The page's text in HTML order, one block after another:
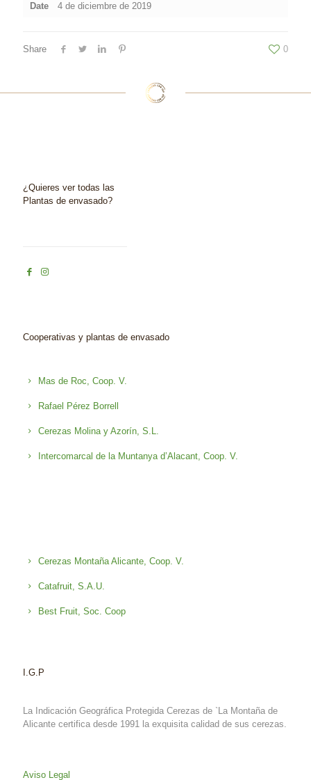
Date 4 de diciembre de 2019
Share 0
¿Quieres ver todas las
Plantas de envasado?
Cooperativas y plantas de envasado
Mas de Roc, Coop. V.
Rafael Pérez Borrell
Cerezas Molina y Azorín, S.L.
Intercomarcal de la Muntanya d’Alacant, Coop. V.
Cerezas Montaña Alicante, Coop. V.
Catafruit, S.A.U.
Best Fruit, Soc. Coop
I.G.P
La Indicación Geográfica Protegida Cerezas de `La Montaña de
Alicante certifica desde 1991 la exquisita calidad de sus cerezas.
Aviso Legal